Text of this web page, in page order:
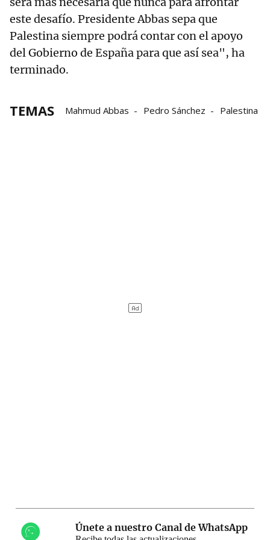
este desafío. Presidente Abbas sepa que
Palestina siempre podrá contar con el apoyo
del Gobierno de España para que así sea", ha
terminado.
TEMAS Mahmud Abbas Pedro Sánchez Palestina
Únete a nuestro Canal de WhatsApp